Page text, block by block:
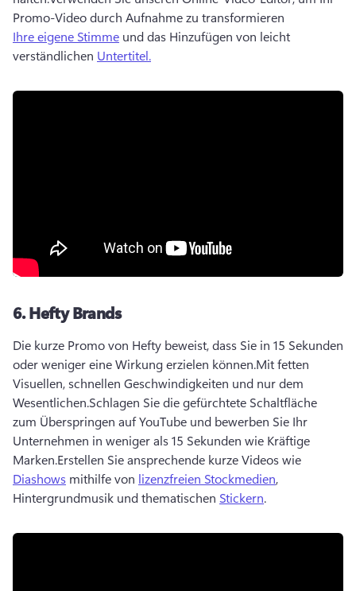
Promo-Video durch Aufnahme zu transformieren
Ihre eigene Stimme und das Hinzufügen von leicht
verständlichen Untertitel.
6.Hefty Brands
Die kurze Promo von Hefty beweist, dass Sie in 15 Sekunden
oder weniger eine Wirkung erzielen können.Mit fetten
Visuellen, schnellen Geschwindigkeiten und nur dem
Wesentlichen.Schlagen Sie die gefürchtete Schaltfläche
zum Überspringen auf YouTube und bewerben Sie Ihr
Unternehmen in weniger als 15 Sekunden wie Kräftige
Marken.Erstellen Sie ansprechende kurze Videos wie
Diashows mithilfe von lizenzfreien Stockmedien,
Hintergrundmusik und thematischen Stickern.